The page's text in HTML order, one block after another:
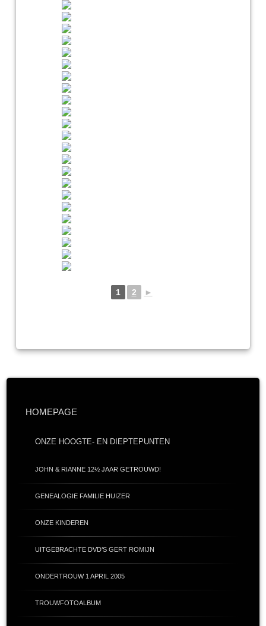
1 2 ►
HOMEPAGE
ONZE HOOGTE- EN DIEPTEPUNTEN
JOHN & RIANNE 12½ JAAR GETROUWD!
GENEALOGIE FAMILIE HUIZER
ONZE KINDEREN
UITGEBRACHTE DVD’S GERT ROMIJN
ONDERTROUW 1 APRIL 2005
TROUWFOTOALBUM